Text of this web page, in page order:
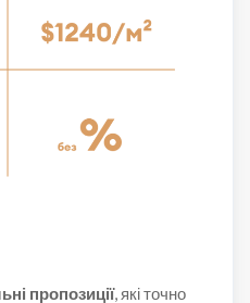
пропозиції, які точно